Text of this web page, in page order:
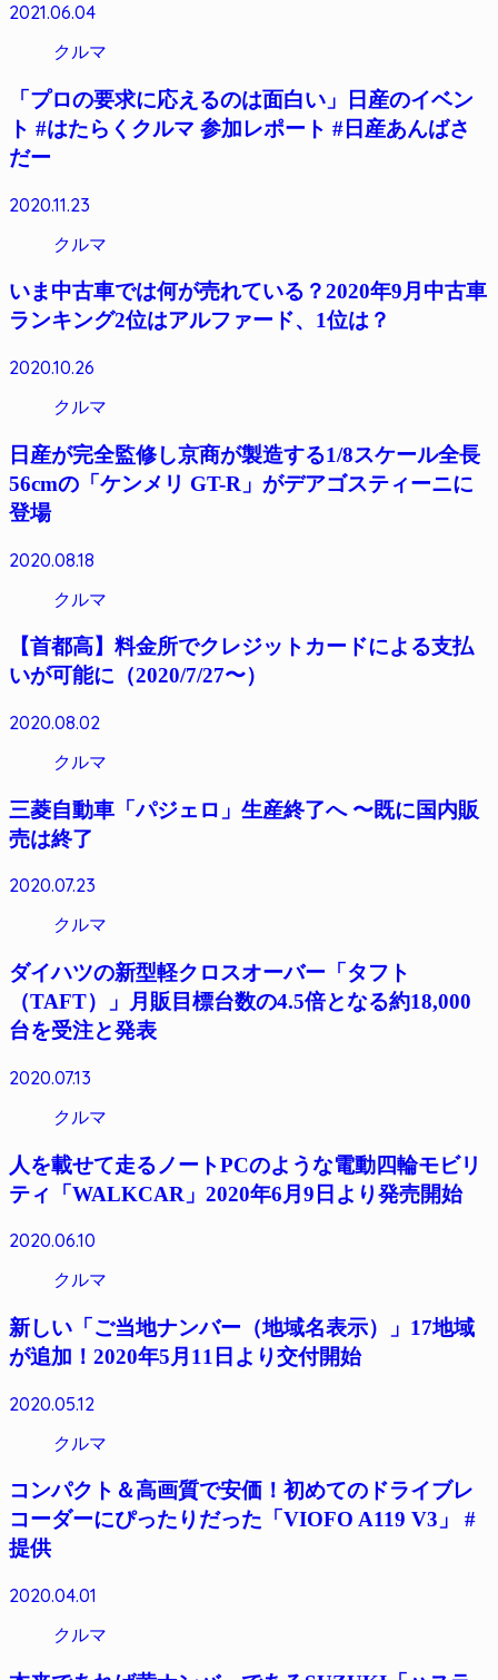
2021.06.04
クルマ
「プロの要求に応えるのは面白い」日産のイベン
ト #はたらくクルマ 参加レポート #日産あんばさ
だー
2020.11.23
クルマ
いま中古車では何が売れている？2020年9月中古車
ランキング2位はアルファード、1位は？
2020.10.26
クルマ
日産が完全監修し京商が製造する1/8スケール全長
56cmの「ケンメリ GT-R」がデアゴスティーニに
登場
2020.08.18
クルマ
【首都高】料金所でクレジットカードによる支払
いが可能に（2020/7/27〜）
2020.08.02
クルマ
三菱自動車「パジェロ」生産終了へ 〜既に国内販
売は終了
2020.07.23
クルマ
ダイハツの新型軽クロスオーバー「タフト
（TAFT）」月販目標台数の4.5倍となる約18,000
台を受注と発表
2020.07.13
クルマ
人を載せて走るノートPCのような電動四輪モビリ
ティ「WALKCAR」2020年6月9日より発売開始
2020.06.10
クルマ
新しい「ご当地ナンバー（地域名表示）」17地域
が追加！2020年5月11日より交付開始
2020.05.12
クルマ
コンパクト＆高画質で安価！初めてのドライブレ
コーダーにぴったりだった「VIOFO A119 V3」 #
提供
2020.04.01
クルマ